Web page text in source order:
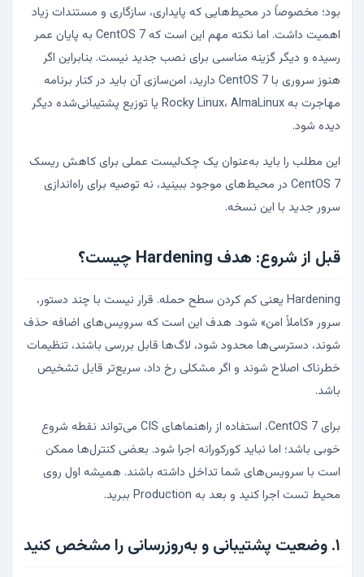
بود؛ مخصوصاً در محیط‌هایی که پایداری، سازگاری و مستندات زیاد
اهمیت داشت. اما نکته مهم این است که CentOS 7 به پایان عمر
رسیده و دیگر گزینه مناسبی برای نصب جدید نیست. بنابراین اگر
هنوز سروری با CentOS 7 دارید، امن‌سازی آن باید در کنار برنامه
مهاجرت به Rocky Linux، AlmaLinux یا توزیع پشتیبانی‌شده دیگر
دیده شود.
این مطلب را باید به‌عنوان یک چک‌لیست عملی برای کاهش ریسک
CentOS 7 در محیط‌های موجود ببینید، نه توصیه برای راه‌اندازی
سرور جدید با این نسخه.
قبل از شروع: هدف Hardening چیست؟
Hardening یعنی کم کردن سطح حمله. قرار نیست با چند دستور،
سرور «کاملاً امن» شود. هدف این است که سرویس‌های اضافه حذف
شوند، دسترسی‌ها محدود شود، لاگ‌ها قابل بررسی باشند، تنظیمات
خطرناک اصلاح شوند و اگر مشکلی رخ داد، سریع‌تر قابل تشخیص
باشد.
برای CentOS 7، استفاده از راهنماهای CIS می‌تواند نقطه شروع
خوبی باشد؛ اما نباید کورکورانه اجرا شود. بعضی کنترل‌ها ممکن
است با سرویس‌های شما تداخل داشته باشند. همیشه اول روی
محیط تست اجرا کنید و بعد به Production ببرید.
۱. وضعیت پشتیبانی و به‌روزرسانی را مشخص کنید